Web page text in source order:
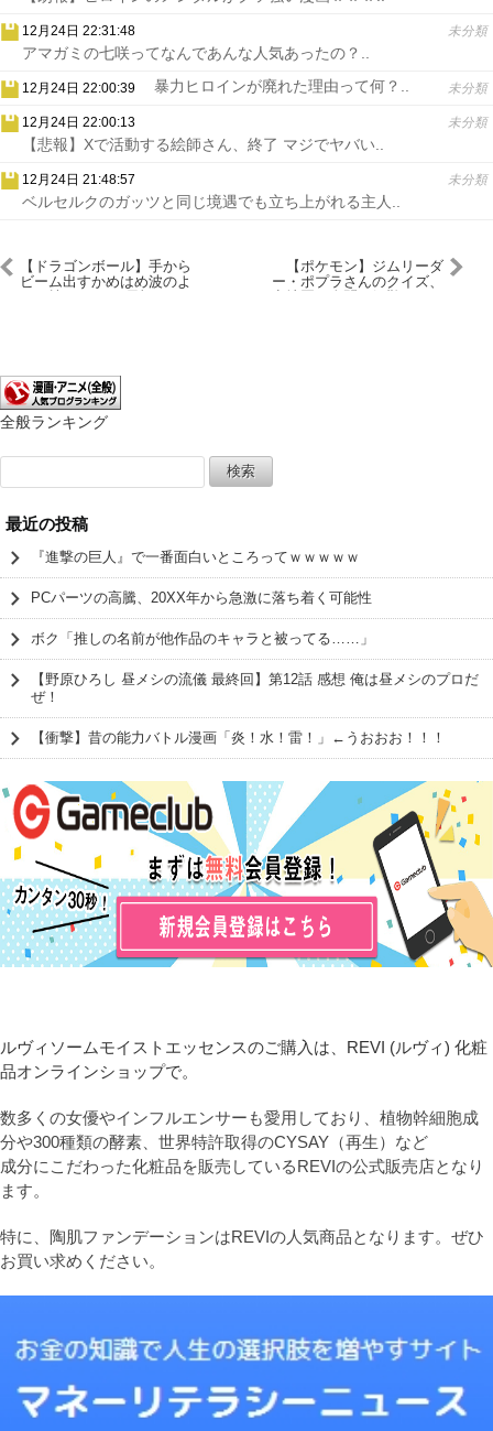
12月24日 22:31:48 未分類
アマガミの七咲ってなんであんな人気あったの？..
12月24日 22:00:39 未分類
暴力ヒロインが廃れた理由って何？..
12月24日 22:00:13 未分類
【悲報】Xで活動する絵師さん、終了 マジでヤバい..
12月24日 21:48:57 未分類
ベルセルクのガッツと同じ境遇でも立ち上がれる主人..
【ドラゴンボール】手から
ビーム出すかめはめ波のよ
【ポケモン】ジムリーダ
ー・ポプラさんのクイズ、
全般ランキング
索:
最近の投稿
『進撃の巨人』で一番面白いところってｗｗｗｗｗ
PCパーツの高騰、20XX年から急激に落ち着く可能性
ボク「推しの名前が他作品のキャラと被ってる……」
【野原ひろし 昼メシの流儀 最終回】第12話 感想 俺は昼メシのプロだ
ぜ！
【衝撃】昔の能力バトル漫画「炎！水！雷！」←うおおお！！！
ルヴィソームモイストエッセンスのご購入は、REVI (ルヴィ) 化粧
品オンラインショップで。
数多くの女優やインフルエンサーも愛用しており、植物幹細胞成
分や300種類の酵素、世界特許取得のCYSAY（再生）など
成分にこだわった化粧品を販売しているREVIの公式販売店となり
ます。
特に、陶肌ファンデーションはREVIの人気商品となります。ぜひ
お買い求めください。